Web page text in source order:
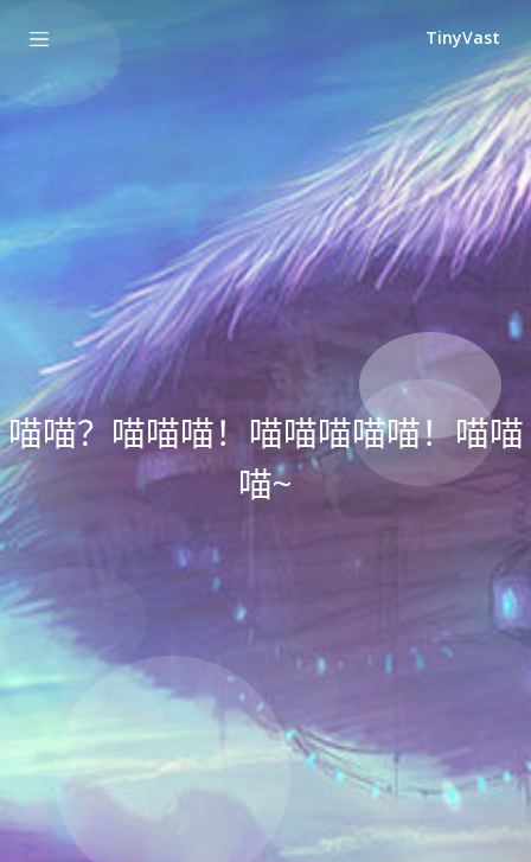
TinyVast
喵喵？喵喵喵！喵喵喵喵喵！喵喵
喵~